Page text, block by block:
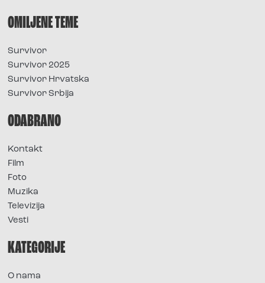
OMILJENE TEME
Survivor
Survivor 2025
Survivor Hrvatska
Survivor Srbija
ODABRANO
Kontakt
Film
Foto
Muzika
Televizija
Vesti
KATEGORIJE
O nama